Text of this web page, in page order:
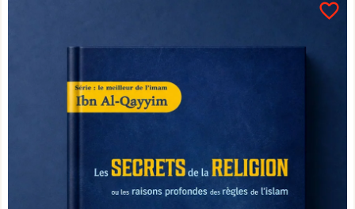
favorite_border